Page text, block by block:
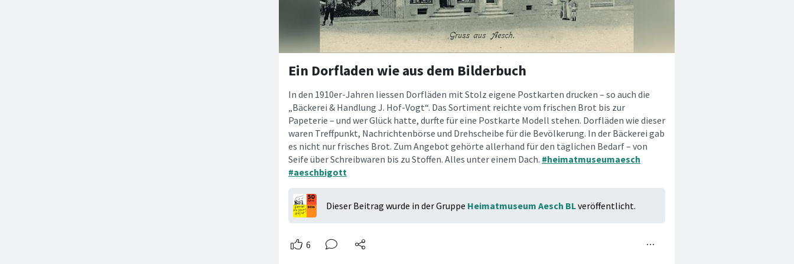
Ein Dorfladen wie aus dem Bilderbuch
In den 1910er-Jahren liessen Dorfläden mit Stolz eigene Postkarten drucken – so auch die
„Bäckerei & Handlung J. Hof-Vogt“. Das Sortiment reichte vom frischen Brot bis zur
Papeterie – und wer Glück hatte, durfte für eine Postkarte Modell stehen. Dorfläden wie dieser
waren Treffpunkt, Nachrichtenbörse und Drehscheibe für die Bevölkerung. In der Bäckerei gab
es nicht nur frisches Brot. Zum Angebot gehörte allerhand für den täglichen Bedarf – von
Seife über Schreibwaren bis zu Stoffen. Alles unter einem Dach. #heimatmuseumaesch
#aeschbigott
Dieser Beitrag wurde in der Gruppe Heimatmuseum Aesch BLveröffentlicht.